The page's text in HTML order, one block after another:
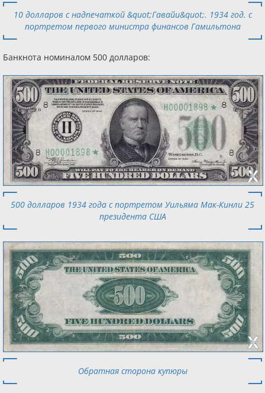
10 долларов с надпечаткой &quot;Гавайи&quot;. 1934 год. с
портретом первого министра финансов Гамильтона
Банкнота номиналом 500 долларов:
500 долларов 1934 года с портретом Уильяма Мак-Кинли 25
президента США
Обратная сторона купюры